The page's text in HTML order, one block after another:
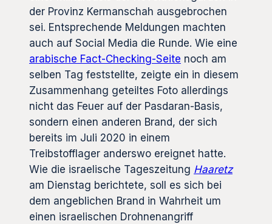
der Provinz Kermanschah ausgebrochen
sei. Entsprechende Meldungen machten
auch auf Social Media die Runde. Wie eine
arabische Fact-Checking-Seite noch am
selben Tag feststellte, zeigte ein in diesem
Zusammenhang geteiltes Foto allerdings
nicht das Feuer auf der Pasdaran-Basis,
sondern einen anderen Brand, der sich
bereits im Juli 2020 in einem
Treibstofflager anderswo ereignet hatte.
Wie die israelische Tageszeitung Haaretz
am Dienstag berichtete, soll es sich bei
dem angeblichen Brand in Wahrheit um
einen israelischen Drohnenangriff